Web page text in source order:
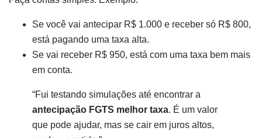
Se você vai antecipar R$ 1.000 e receber só R$ 800,
está pagando uma taxa alta.
Se vai receber R$ 950, está com uma taxa bem mais
em conta.
“Fui testando simulações até encontrar a
antecipação FGTS melhor taxa. É um valor
que pode ajudar, mas se cair em juros altos,